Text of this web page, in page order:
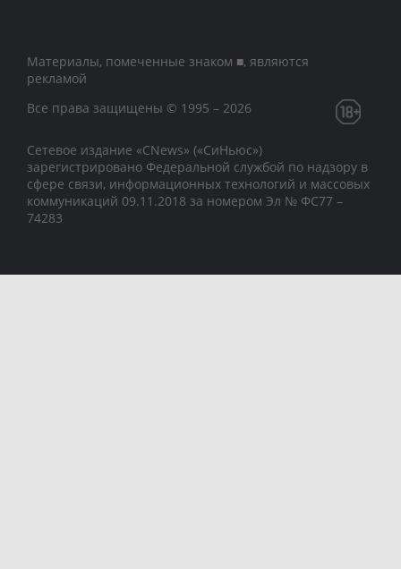
Материалы, помеченные знаком ■, являются
рекламой
Все права защищены © 1995 – 2026
Сетевое издание «CNews» («СиНьюс»)
зарегистрировано Федеральной службой по надзору в
сфере связи, информационных технологий и массовых
коммуникаций 09.11.2018 за номером Эл № ФС77 –
74283